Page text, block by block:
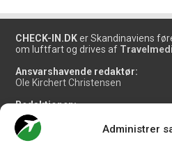
Administrer
CHECK-IN.DK er Skandinaviens
om luftfart og drives af
Ansvarshavende redaktør:
Ole Kirchert Christensen
Redaktionen:
Christian Granhøj Skouboe
Henrik Baumgarten
Danny Longhi Andreasen